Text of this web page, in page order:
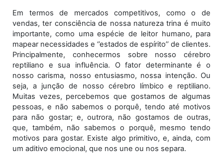
Em termos de mercados competitivos, como o de
vendas, ter consciência de nossa natureza trina é muito
importante, como uma espécie de leitor humano, para
mapear necessidades e ‘’estados de espírito’’ de clientes.
Principalmente, conhecermos sobre nosso cérebro
reptiliano e sua influência. O fator determinante é o
nosso carisma, nosso entusiasmo, nossa intenção. Ou
seja, a junção de nosso cérebro límbico e reptiliano.
Muitas vezes, percebemos que gostamos de algumas
pessoas, e não sabemos o porquê, tendo até motivos
para não gostar; e, outrora, não gostamos de outras,
que, também, não sabemos o porquê, mesmo tendo
motivos para gostar. Existe algo primitivo, e, ainda, com
um aditivo emocional, que nos une ou nos separa.